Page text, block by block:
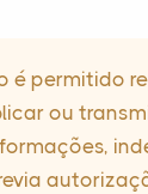
é permitido
ou